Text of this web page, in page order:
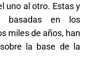
uno al otro. Estas y
basadas en los
miles de años, han
la base de la